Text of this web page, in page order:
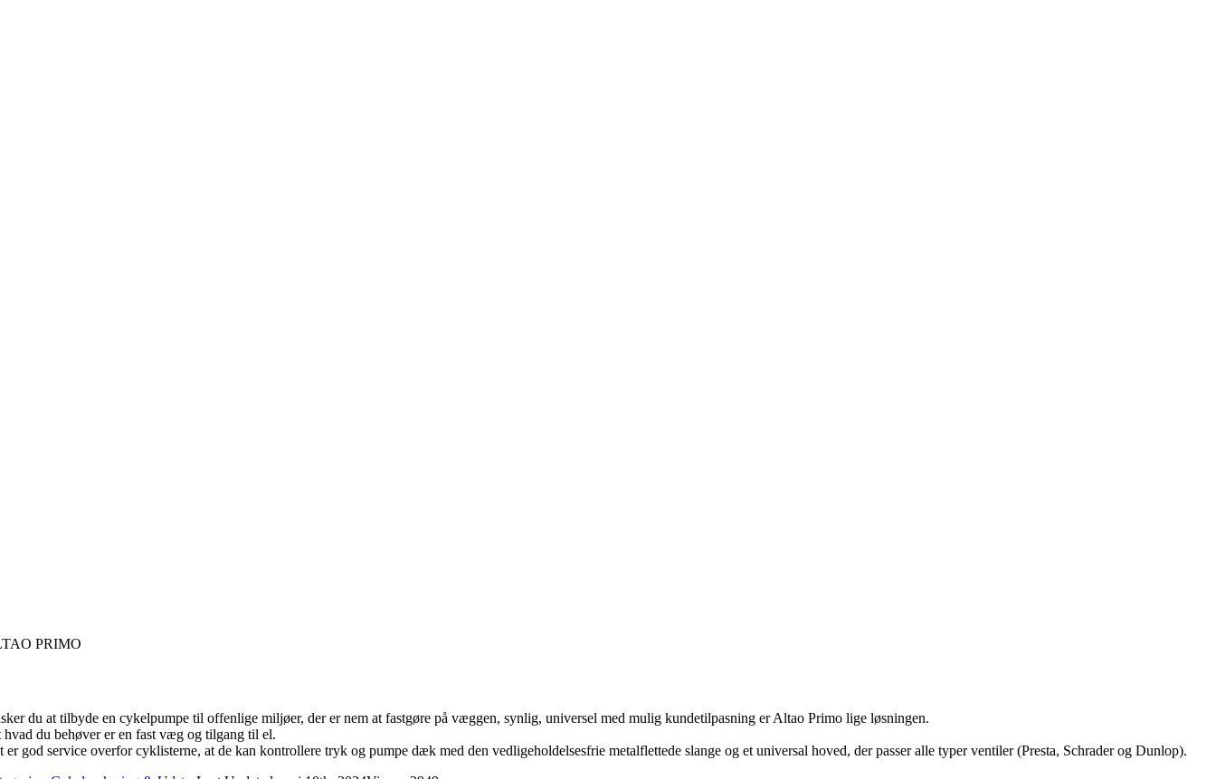
PRIMO
du at tilbyde en cykelpumpe til offenlige miljøer, der er nem at fastgøre på væggen, synlig, universel med mulig kundetilpasning er Altao Primo lige løsningen.
du behøver er en fast væg og tilgang til el.
er god service overfor cyklisterne, at de kan kontrollere tryk og pumpe dæk med den vedligeholdelsesfrie metalflettede slange og et universal hoved, der passer alle typer ventiler (Presta, Schrader og Dunlop).